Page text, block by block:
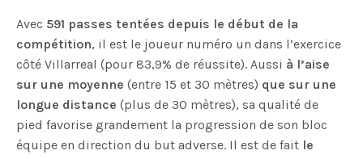
Avec 591 passes tentées depuis le début de la
compétition, il est le joueur numéro un dans l’exercice
côté Villarreal (pour 83,9% de réussite). Aussi à l’aise
sur une moyenne (entre 15 et 30 mètres) que sur une
longue distance (plus de 30 mètres), sa qualité de
pied favorise grandement la progression de son bloc
équipe en direction du but adverse. Il est de fait le